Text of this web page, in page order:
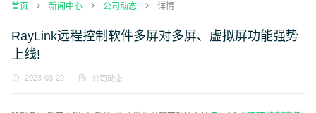
首页 新闻中心 公司动态 详情
RayLink远程控制软件多屏对多屏、虚拟屏功能强势
上线!
2023-03-29 公司动态